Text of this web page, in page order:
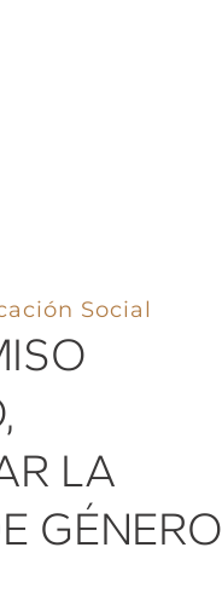
Social
LA
GÉNERO